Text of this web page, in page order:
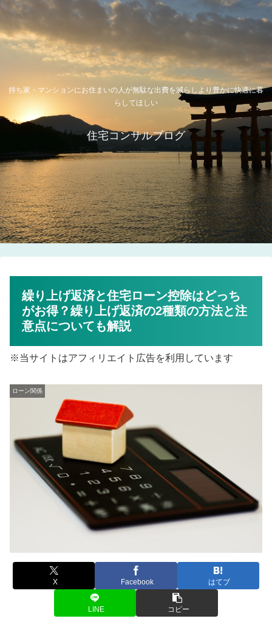
持ち家・マンションにお住まいの人が無駄な出費を減らしより豊かに快適に暮
らしてほしい
住宅コンサルブログ
繰り上げ返済と住宅ローン控除はどっち
がお得？繰り上げ返済の2種類の方法と注
意点についても解説
※当サイトはアフィリエイト広告を利用しています
ローン関係
X Facebook はてブ
LINE コピー